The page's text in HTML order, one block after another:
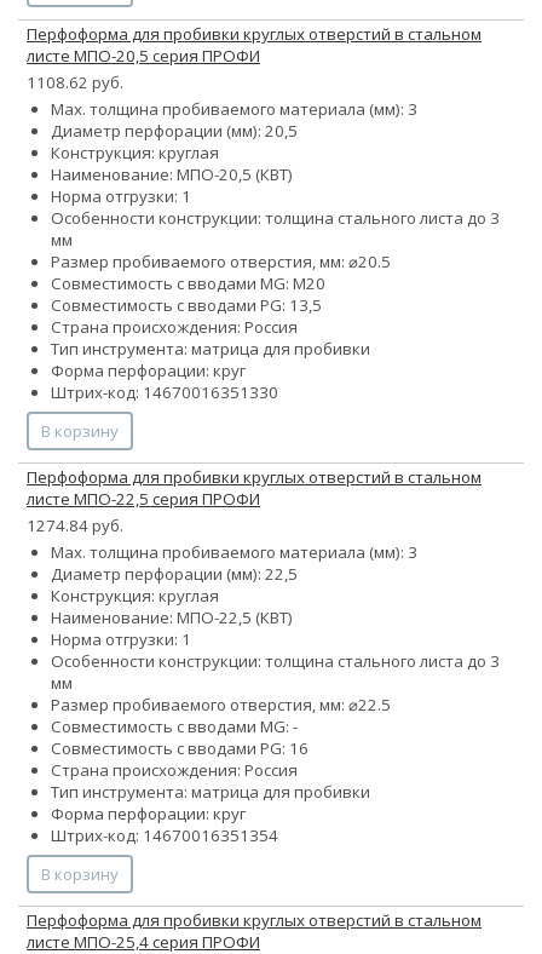
Перфоформа для пробивки круглых отверстий в стальном
листе МПО-20,5 серия ПРОФИ
1108.62 руб.
Max. толщина пробиваемого материала (мм): 3
Диаметр перфорации (мм): 20,5
Конструкция: круглая
Наименование: МПО-20,5 (КВТ)
Норма отгрузки: 1
Особенности конструкции: толщина стального листа до 3
мм
Размер пробиваемого отверстия, мм: ⌀20.5
Совместимость с вводами MG: М20
Совместимость с вводами PG: 13,5
Страна происхождения: Россия
Тип инструмента: матрица для пробивки
Форма перфорации: круг
Штрих-код: 14670016351330
В корзину
Перфоформа для пробивки круглых отверстий в стальном
листе МПО-22,5 серия ПРОФИ
1274.84 руб.
Max. толщина пробиваемого материала (мм): 3
Диаметр перфорации (мм): 22,5
Конструкция: круглая
Наименование: МПО-22,5 (КВТ)
Норма отгрузки: 1
Особенности конструкции: толщина стального листа до 3
мм
Размер пробиваемого отверстия, мм: ⌀22.5
Совместимость с вводами MG: -
Совместимость с вводами PG: 16
Страна происхождения: Россия
Тип инструмента: матрица для пробивки
Форма перфорации: круг
Штрих-код: 14670016351354
В корзину
Перфоформа для пробивки круглых отверстий в стальном
листе МПО-25,4 серия ПРОФИ